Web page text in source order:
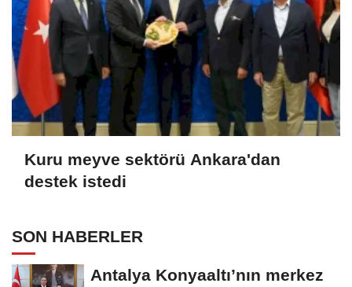
Kuru meyve sektörü Ankara'dan
destek istedi
SON HABERLER
Antalya Konyaaltı’nın merkez